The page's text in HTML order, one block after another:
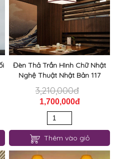
Đèn Thả Trần Hình Chữ Nhật
Nghệ Thuật Nhật Bản 117
3,210,000đ
1,700,000đ